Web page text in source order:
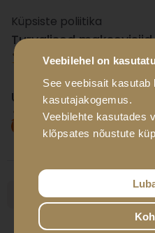
Veebilehel on
See veebisait kasutab
kasutajakogemus.
Veebilehte kasutades
klõpsates nõustute
Küpsiste poliitika
Turvalised maksevisiid
Usaldusväärsed
© Luxador